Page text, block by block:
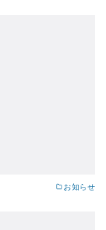
お知らせ